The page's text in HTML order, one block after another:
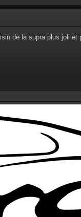
de la supra plus joli